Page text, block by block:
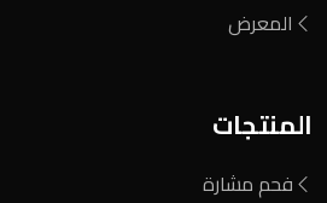
المعرض
المنتجات
فحم مشارة